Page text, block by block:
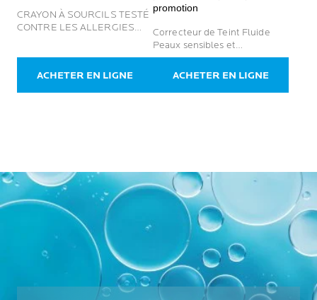
étoiles.
3
CRAYON À SOURCILS TESTÉ
CONTRE LES ALLERGIES
ACHETER EN LIGNE
327
promotion
Correcteur de Teint Fluide
Peaux sensibles et
intolérantes
ACHETER EN LIGNE